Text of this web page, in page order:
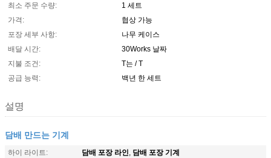
최소 주문 수량:
1 세트
가격:
협상 가능
포장 세부 사항:
나무 케이스
배달 시간:
30Works 날짜
지불 조건:
T는 / T
공급 능력:
백년 한 세트
설명
담배 만드는 기계
하이 라이트: 담배 포장 라인, 담배 포장 기계